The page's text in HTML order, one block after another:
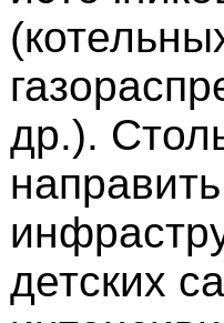
др.).
детских